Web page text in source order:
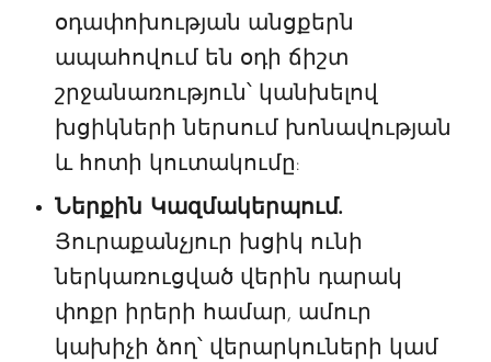
օդափոխության անցքերն
ապահովում են օդի ճիշտ
շրջանառություն՝ կանխելով
խցիկների ներսում խոնավության
և հոտի կուտակումը:
Ներքին Կազմակերպում.
Յուրաքանչյուր խցիկ ունի
ներկառուցված վերին դարակ
փոքր իրերի համար, ամուր
կախիչի ձող՝ վերարկուների կամ